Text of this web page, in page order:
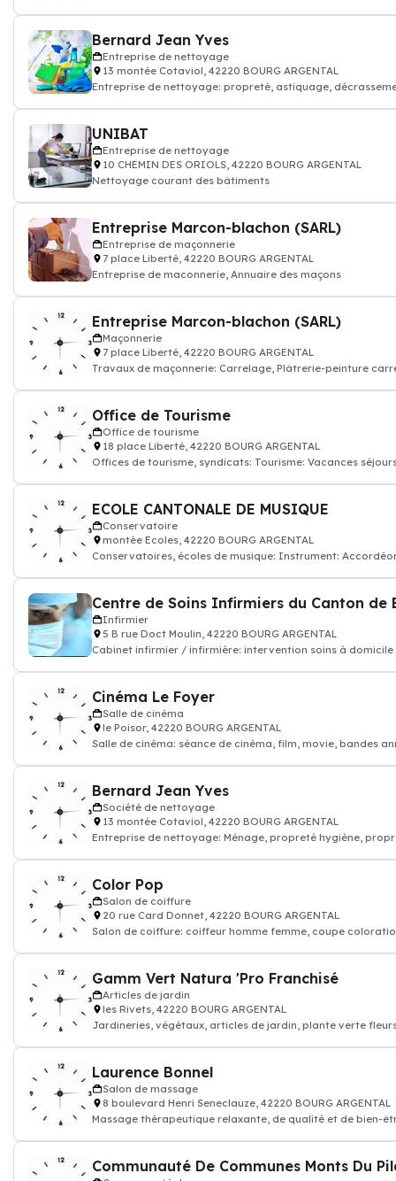
Bernard Jean Yves
Entreprise de nettoyage
13 montée Cotaviol, 42220 BOURG ARGENTAL
Entreprise de nettoyage: propreté, astiquage,
UNIBAT
Entreprise de nettoyage
10 CHEMIN DES ORIOLS, 42220 BOURG ARGENTAL
Nettoyage courant des bâtiments
Entreprise Marcon-blachon (SARL)
Entreprise de maçonnerie
7 place Liberté, 42220 BOURG ARGENTAL
Entreprise de maconnerie, Annuaire des maçons
Entreprise Marcon-blachon (SARL)
Maçonnerie
7 place Liberté, 42220 BOURG ARGENTAL
Travaux de maçonnerie: Carrelage, Plâtrerie-peinture
Office de Tourisme
Office de tourisme
18 place Liberté, 42220 BOURG ARGENTAL
Offices de tourisme, syndicats: Tourisme: Vacances séjours,
ECOLE CANTONALE DE MUSIQUE
Conservatoire
montée Ecoles, 42220 BOURG ARGENTAL
Conservatoires, écoles de musique: Instrument:
Infirmier
5 B rue Doct Moulin, 42220 BOURG ARGENTAL
Cabinet infirmier / infirmière: intervention soins à domicile
Cinéma Le Foyer
Salle de cinéma
le Poisor, 42220 BOURG ARGENTAL
Salle de cinéma: séance de cinéma, film, movie, bandes
Bernard Jean Yves
Société de nettoyage
13 montée Cotaviol, 42220 BOURG ARGENTAL
Entreprise de nettoyage: Ménage, propreté hygiène,
Color Pop
Salon de coiffure
20 rue Card Donnet, 42220 BOURG ARGENTAL
Salon de coiffure: coiffeur homme femme, coupe
Gamm Vert Natura 'Pro Franchisé
Articles de jardin
les Rivets, 42220 BOURG ARGENTAL
Jardineries, végétaux, articles de jardin, plante verte
Laurence Bonnel
Salon de massage
8 boulevard Henri Seneclauze, 42220 BOURG ARGENTAL
Massage thérapeutique relaxante, de qualité et de bien-être
Communauté De Communes Monts Du